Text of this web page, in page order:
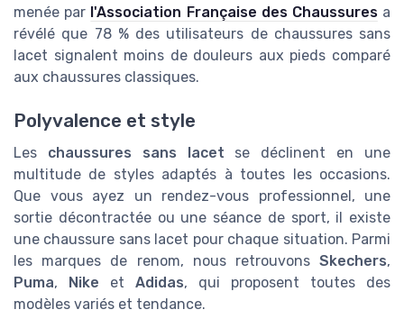
menée par l'Association Française des Chaussuresa
révélé que 78 % des utilisateurs de chaussures sans
lacet signalent moins de douleurs aux pieds comparé
aux chaussures classiques.
Polyvalence et style
Les chaussures sans lacet se déclinent en une
multitude de styles adaptés à toutes les occasions.
Que vous ayez un rendez-vous professionnel, une
sortie décontractée ou une séance de sport, il existe
une chaussure sans lacet pour chaque situation. Parmi
les marques de renom, nous retrouvons Skechers,
Puma, Nike et Adidas, qui proposent toutes des
modèles variés et tendance.